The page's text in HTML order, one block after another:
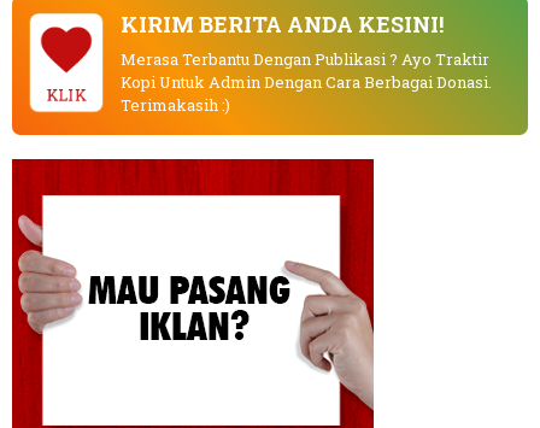
KLIK
KIRIM BERITA ANDA KESINI!
Merasa Terbantu Dengan Publikasi ? Ayo Traktir
Kopi Untuk Admin Dengan Cara Berbagai Donasi.
Terimakasih :)